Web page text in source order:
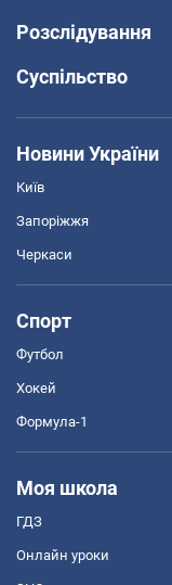
Розслідування
Суспільство
Новини України
Київ
Запоріжжя
Черкаси
Спорт
Футбол
Хокей
Формула-1
Моя школа
ГДЗ
Онлайн уроки